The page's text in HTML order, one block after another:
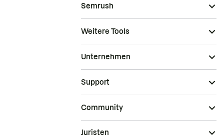
Semrush
Weitere Tools
Unternehmen
Support
Community
Juristen